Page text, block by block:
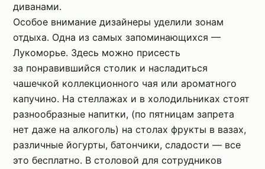
диванами.
Особое внимание дизайнеры уделили зонам
отдыха. Одна из самых запоминающихся —
Лукоморье. Здесь можно присесть
за понравившийся столик и насладиться
чашечкой коллекционного чая или ароматного
капучино. На стеллажах и в холодильниках стоят
разнообразные напитки, (по пятницам запрета
нет даже на алкоголь) на столах фрукты в вазах,
различные йогурты, батончики, сладости — все
это бесплатно. В столовой для сотрудников